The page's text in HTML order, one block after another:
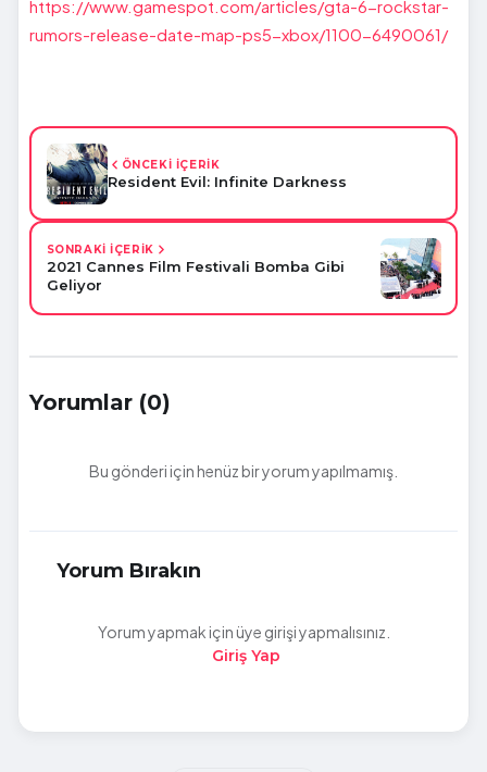
https://www.gamespot.com/articles/gta-6-rockstar-
rumors-release-date-map-ps5-xbox/1100-6490061/
ÖNCEKİ İÇERİK
Resident Evil: Infinite Darkness
SONRAKİ İÇERİK
2021 Cannes Film Festivali Bomba Gibi
Geliyor
Yorumlar (0)
Bu gönderi için henüz bir yorum yapılmamış.
Yorum Bırakın
Yorum yapmak için üye girişi yapmalısınız.
Giriş Yap